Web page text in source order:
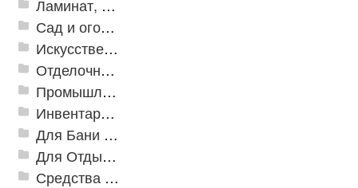
Ламинат, Кварцвиниловая плитка SPC
Сад и огород
Искусственная трава
Отделочные профили
Промышленный текстиль
Инвентарь для клининга
Для Бани и Сауны
Для Отдыха и Пикника
Средства от насекомых и садовых вредителей